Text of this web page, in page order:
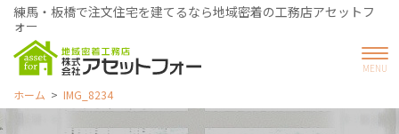
練馬・板橋で注文住宅を建てるなら地域密着の工務店アセットフ
ォー
ホーム IMG_8234